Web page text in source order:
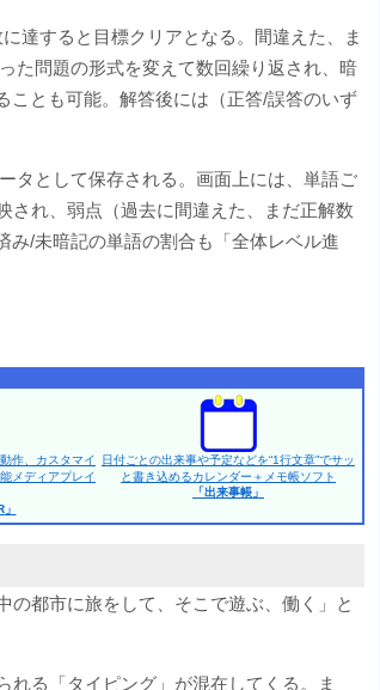
達すると目標クリアとなる。間違えた、ま
た問題の形式を変えて数回繰り返され、暗
とも可能。解答後には（正答/誤答のいず
タとして保存される。画面上には、単語ご
され、弱点（過去に間違えた、まだ正解数
み/未暗記の単語の割合も「全体レベル進
作、カスタマイ
メディアプレイ
日付ごとの出来事や予定などを“1行文章”でサッ
と書き込めるカレンダー＋メモ帳ソフト
「出来事帳」
の都市に旅をして、そこで遊ぶ、働く」と
る「タイピング」が混在してくる。ま